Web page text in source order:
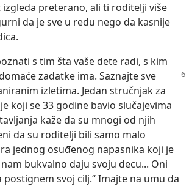
preterano, ali ti roditelji više
da je sve u redu nego da kasnije
s tim šta vaše dete radi, s kim
zadatke ima. Saznajte sve
izletima. Jedan stručnjak za
koji se 33 godine bavio slučajevima
kaže da su mnogi od njih
da su roditelji bili samo malo
jednog osuđenog napasnika koji je
bukvalno daju svoju decu... Oni
postignem svoj cilj.“ Imajte na umu da